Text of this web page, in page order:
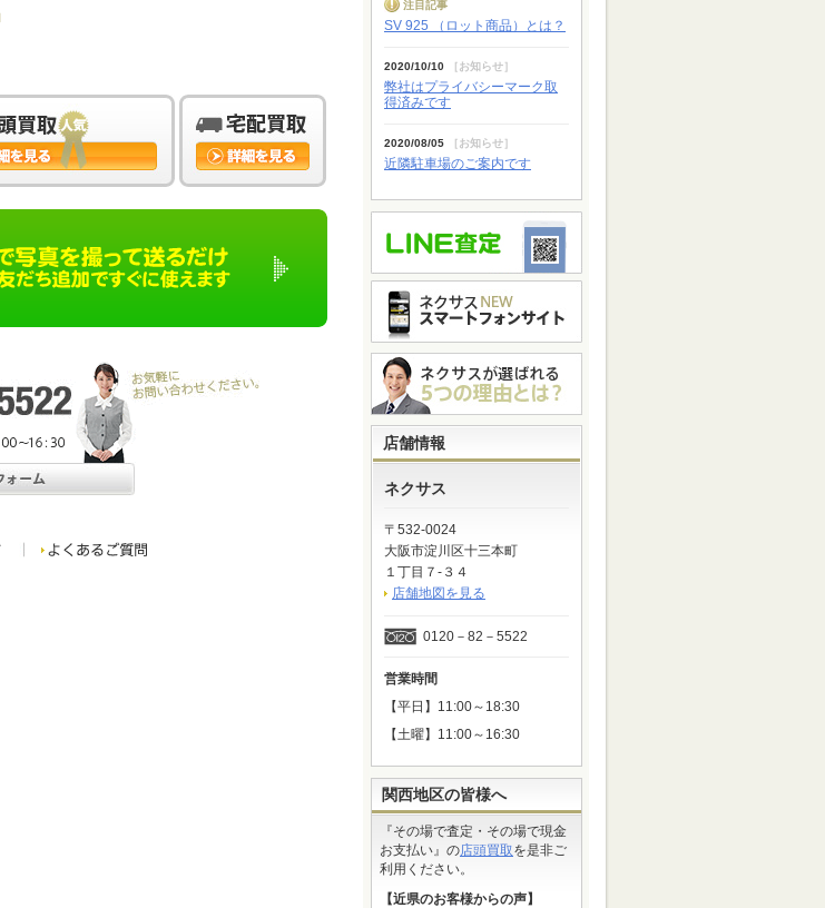
注目記事
SV 925 （ロット商品）とは？
2020/10/10 ［お知らせ］
弊社はプライバシーマーク取
得済みです
2020/08/05 ［お知らせ］
近隣駐車場のご案内です
店舗情報
ネクサス
〒532-0024
大阪市淀川区十三本町
１丁目７-３４
店舗地図を見る
0120－82－5522
営業時間
【平日】11:00～18:30
【土曜】11:00～16:30
関西地区の皆様へ
『その場で査定・その場で現金
お支払い』の店頭買取を是非ご
利用ください。
【近県のお客様からの声】